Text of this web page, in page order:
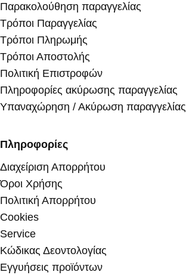
Παρακολούθηση παραγγελίας
Τρόποι Παραγγελίας
Τρόποι Πληρωμής
Τρόποι Αποστολής
Πολιτική Επιστροφών
Πληροφορίες ακύρωσης παραγγελίας
Υπαναχώρηση / Ακύρωση παραγγελίας
Πληροφορίες
Διαχείριση Απορρήτου
Όροι Χρήσης
Πολιτική Απορρήτου
Cookies
Service
Κώδικας Δεοντολογίας
Εγγυήσεις προϊόντων